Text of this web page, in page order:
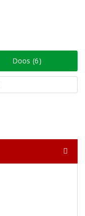
Doos (6)